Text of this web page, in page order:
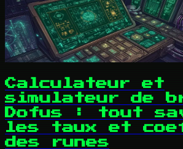
Calculateur et
simulateur de
Dofus : tout
les taux et
des runes